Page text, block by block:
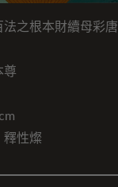
之根本財續母彩唐
尊
釋性燦